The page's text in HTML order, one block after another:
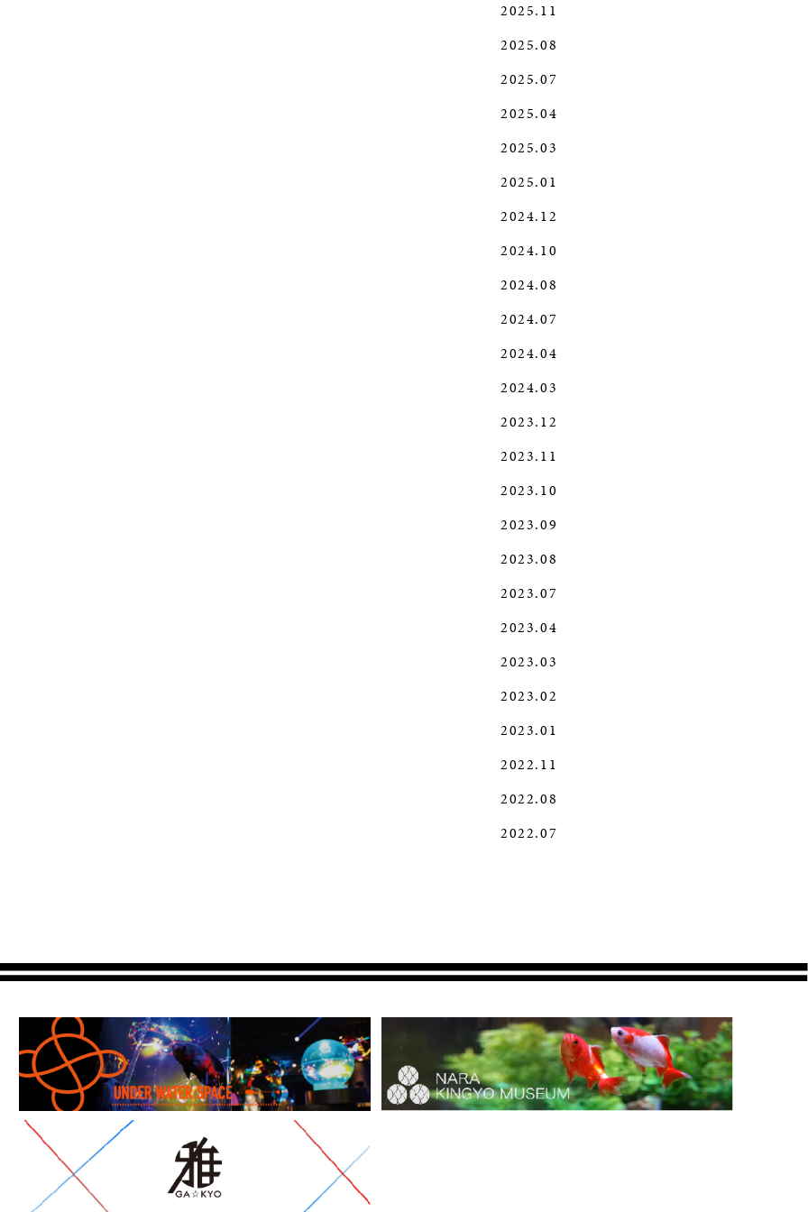
2025.11
2025.08
2025.07
2025.04
2025.03
2025.01
2024.12
2024.10
2024.08
2024.07
2024.04
2024.03
2023.12
2023.11
2023.10
2023.09
2023.08
2023.07
2023.04
2023.03
2023.02
2023.01
2022.11
2022.08
2022.07